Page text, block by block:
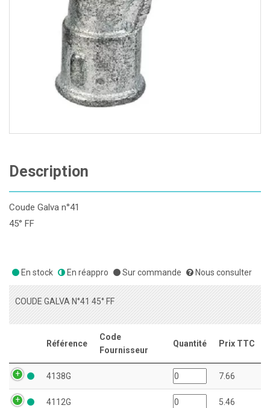
Description
Coude Galva n°41
45° FF
En stock En réappro Sur commande Nous consulter
COUDE GALVA N°41 45° FF
Référence
Code
Fournisseur
Quantité Prix TTC
4138G 7.66
4112G 5.46